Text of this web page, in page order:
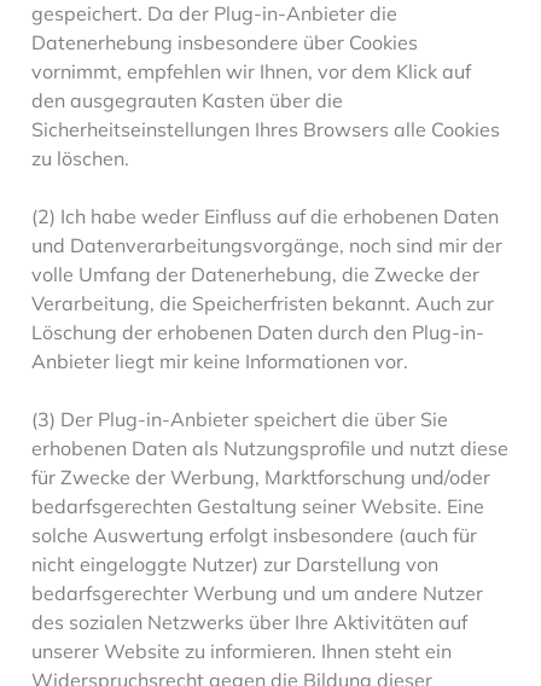
gespeichert. Da der Plug-in-Anbieter die
Datenerhebung insbesondere über Cookies
vornimmt, empfehlen wir Ihnen, vor dem Klick auf
den ausgegrauten Kasten über die
Sicherheitseinstellungen Ihres Browsers alle Cookies
zu löschen.
(2) Ich habe weder Einfluss auf die erhobenen Daten
und Datenverarbeitungsvorgänge, noch sind mir der
volle Umfang der Datenerhebung, die Zwecke der
Verarbeitung, die Speicherfristen bekannt. Auch zur
Löschung der erhobenen Daten durch den Plug-in-
Anbieter liegt mir keine Informationen vor.
(3) Der Plug-in-Anbieter speichert die über Sie
erhobenen Daten als Nutzungsprofile und nutzt diese
für Zwecke der Werbung, Marktforschung und/oder
bedarfsgerechten Gestaltung seiner Website. Eine
solche Auswertung erfolgt insbesondere (auch für
nicht eingeloggte Nutzer) zur Darstellung von
bedarfsgerechter Werbung und um andere Nutzer
des sozialen Netzwerks über Ihre Aktivitäten auf
unserer Website zu informieren. Ihnen steht ein
Widerspruchsrecht gegen die Bildung dieser